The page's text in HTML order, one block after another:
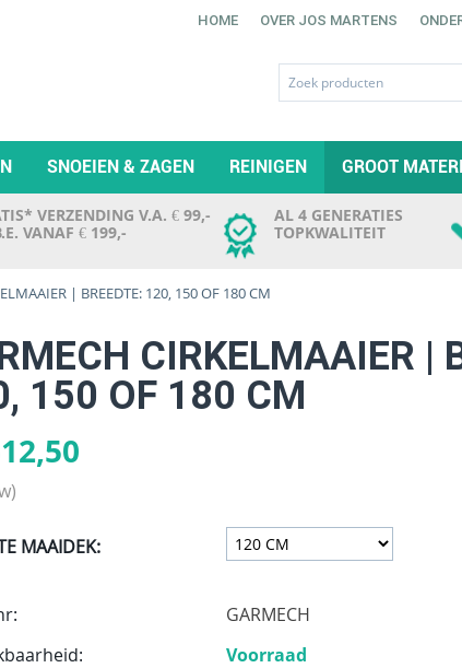
HOME OVER JOS MARTENS
SNOEIEN & ZAGEN REINIGEN GROOT
VERZENDING V.A. € 99,-
VANAF € 199,-
AL 4 GENERATIES
TOPKWALITEIT
| BREEDTE: 120, 150 OF 180 CM
CIRKELMAAIER |
150 OF 180 CM
MAAIDEK:
GARMECH
Voorraad